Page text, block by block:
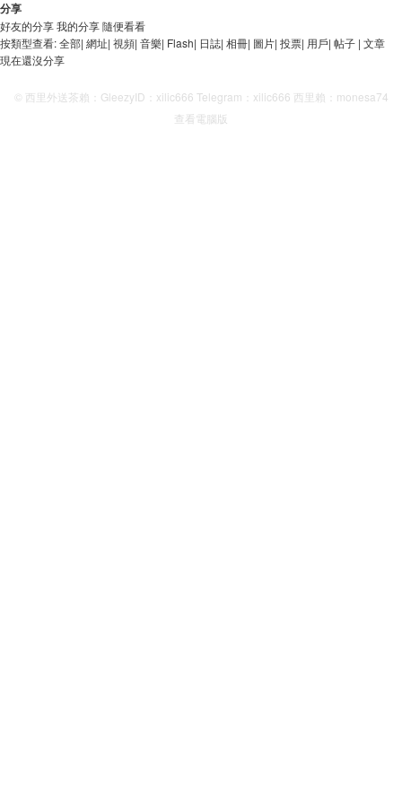
分享
好友的分享我的分享隨便看看
按類型查看:全部| 網址| 視頻| 音樂| Flash| 日誌| 相冊| 圖片| 投票| 用戶| 帖子 | 文章
現在還沒分享
© 西里外送茶賴：GleezyID：xilic666 Telegram：xilic666 西里賴：monesa74
查看電腦版